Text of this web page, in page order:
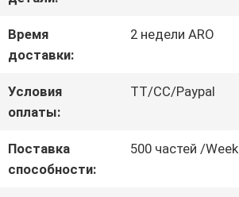
КАЧЕСТВА
СВЯЖИТЕСЬ
МЫ
СПРОСИТЕ
Время
доставки:
2 недели ARO
Условия
оплаты:
TT/CC/Paypal
Поставка
способности:
500 частей /Week